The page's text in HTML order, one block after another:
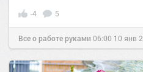
-4 5
Все о работе руками 06:00 10 янв